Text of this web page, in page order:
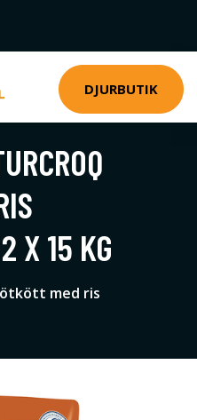
DJURBUTIK
X 15 KG
med ris